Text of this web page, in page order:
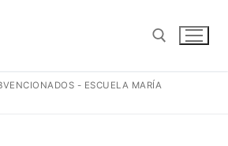
- ESCUELA MARÍA